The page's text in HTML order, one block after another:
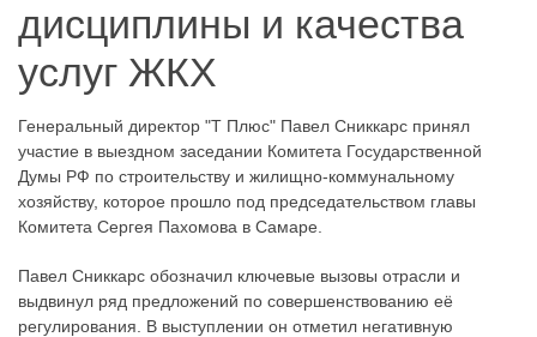
дисциплины и качества
услуг ЖКХ
Генеральный директор "Т Плюс" Павел Сниккарс принял
участие в выездном заседании Комитета Государственной
Думы РФ по строительству и жилищно-коммунальному
хозяйству, которое прошло под председательством главы
Комитета Сергея Пахомова в Самаре.
Павел Сниккарс обозначил ключевые вызовы отрасли и
выдвинул ряд предложений по совершенствованию её
регулирования. В выступлении он отметил негативную